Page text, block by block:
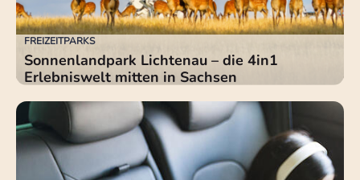
FREIZEITPARKS
Sonnenlandpark Lichtenau – die 4in1
Erlebniswelt mitten in Sachsen